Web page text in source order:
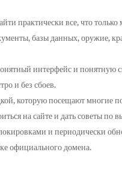
практически все, что только
базы данных, оружие,
интерфейс и понятную
и без сбоев.
которую посещают многие
на сайте и дать советы по
и периодически
официального домена.